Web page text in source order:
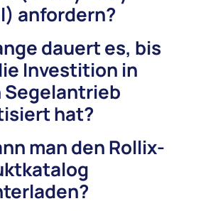
anfordern?
dauert es, bis
Investition in
Segelantrieb
hat?
man den Rollix-